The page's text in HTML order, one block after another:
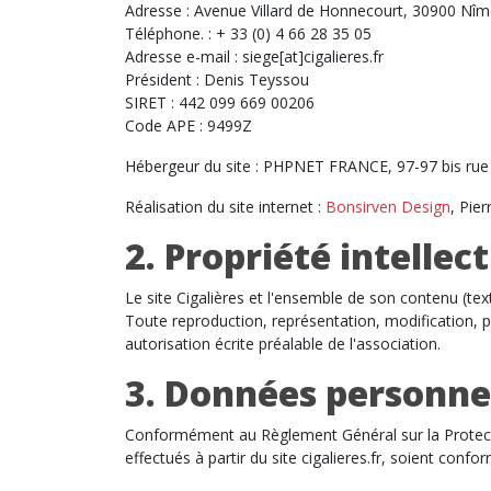
Adresse : Avenue Villard de Honnecourt, 30900
Téléphone. : + 33 (0) 4 66 28 35 05
Adresse e-mail : siege[at]cigalieres.fr
Président : Denis Teyssou
SIRET : 442 099 669 00206
Code APE : 9499Z
Hébergeur du site : PHPNET FRANCE, 97-97 bis
Réalisation du site internet : Bonsirven Design,
2. Propriété
Le site Cigalières et l'ensemble de son contenu
Toute reproduction, représentation, modification,
autorisation écrite préalable de l'association.
3. Données
Conformément au Règlement Général sur la
effectués à partir du site cigalieres.fr, soient